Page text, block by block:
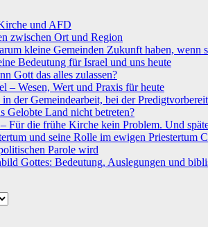
und AFD
zwischen Ort und Region
kleine Gemeinden Zukunft haben, wenn
Bedeutung für Israel und uns heute
Gott das alles zulassen?
– Wesen, Wert und Praxis für heute
der Gemeindearbeit, bei der
Gelobte Land nicht betreten?
Für die frühe Kirche kein Problem. Und
und seine Rolle im ewigen Priestertum
Parole wird
Gottes: Bedeutung, Auslegungen und